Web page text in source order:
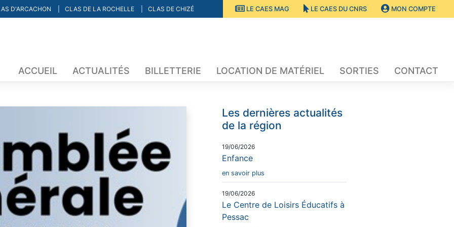
D'ARCACHON CLAS DE LA ROCHELLE CLAS DE CHIZÉ LE CAES MAG LE CAES DU CNRS MON COMPTE
ACCUEIL ACTUALITÉS BILLETTERIE LOCATION DE MATÉRIEL SORTIES CONTACT
Les dernières actualités
de la région
19/06/2026
Enfance
en savoir plus
19/06/2026
Le Centre de Loisirs Éducatifs à
Pessac